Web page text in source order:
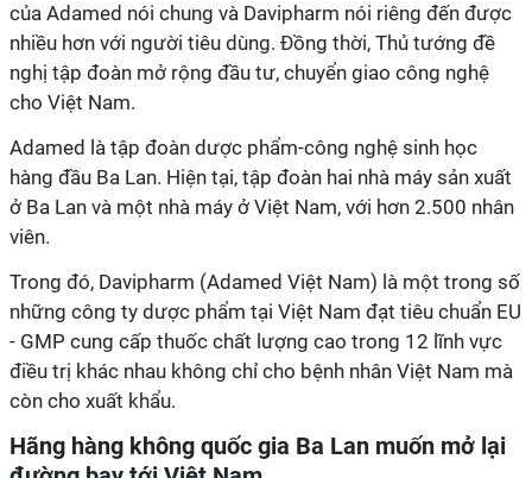
của Adamed nói chung và Davipharm nói riêng đến được
nhiều hơn với người tiêu dùng. Đồng thời, Thủ tướng đề
nghị tập đoàn mở rộng đầu tư, chuyển giao công nghệ
cho Việt Nam.
Adamed là tập đoàn dược phẩm-công nghệ sinh học
hàng đầu Ba Lan. Hiện tại, tập đoàn hai nhà máy sản xuất
ở Ba Lan và một nhà máy ở Việt Nam, với hơn 2.500 nhân
viên.
Trong đó, Davipharm (Adamed Việt Nam) là một trong số
những công ty dược phẩm tại Việt Nam đạt tiêu chuẩn EU
- GMP cung cấp thuốc chất lượng cao trong 12 lĩnh vực
điều trị khác nhau không chỉ cho bệnh nhân Việt Nam mà
còn cho xuất khẩu.
Hãng hàng không quốc gia Ba Lan muốn mở lại